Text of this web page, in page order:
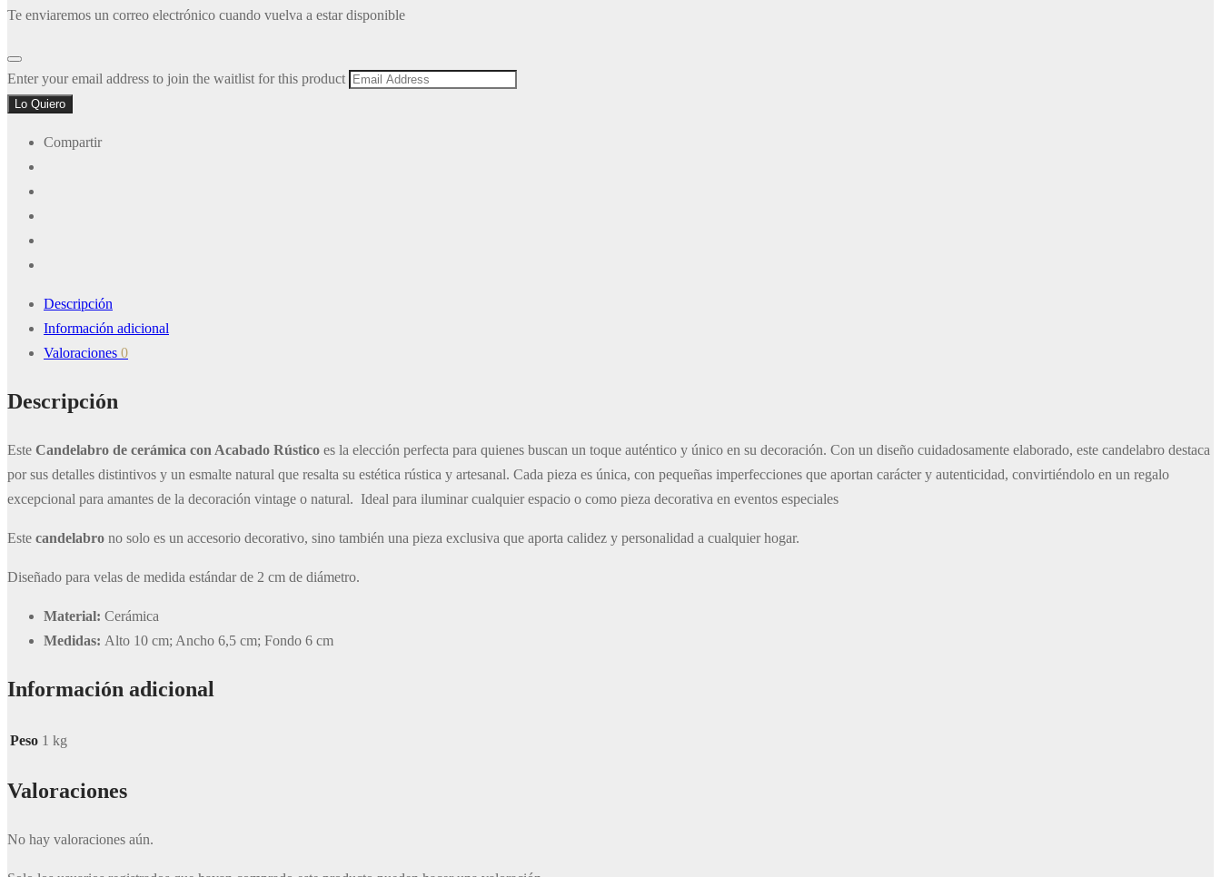
era:
es:
Te enviaremos un correo electrónico cuando vuelva a estar disponible
Dismiss
notification
Enter your email address to join the waitlist for this product
Lo Quiero
Compartir
Descripción
Información adicional
Valoraciones 0
Descripción
Este Candelabro de cerámica con Acabado Rústico es la elección perfecta para quienes buscan un toque auténtico y único en su decoración. Con un diseño cuidadosamente elaborado, este candelabro destaca
por sus detalles distintivos y un esmalte natural que resalta su estética rústica y artesanal. Cada pieza es única, con pequeñas imperfecciones que aportan carácter y autenticidad, convirtiéndolo en un regalo
excepcional para amantes de la decoración vintage o natural. Ideal para iluminar cualquier espacio o como pieza decorativa en eventos especiales
Este candelabro no solo es un accesorio decorativo, sino también una pieza exclusiva que aporta calidez y personalidad a cualquier hogar.
Diseñado para velas de medida estándar de 2 cm de diámetro.
Material: Cerámica
Medidas: Alto 10 cm; Ancho 6,5 cm; Fondo 6 cm
Información adicional
Peso 1 kg
Valoraciones
No hay valoraciones aún.